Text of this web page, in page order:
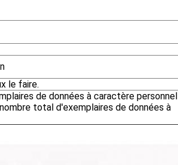
le faire.
de données à caractère personnel
total d'exemplaires de données à